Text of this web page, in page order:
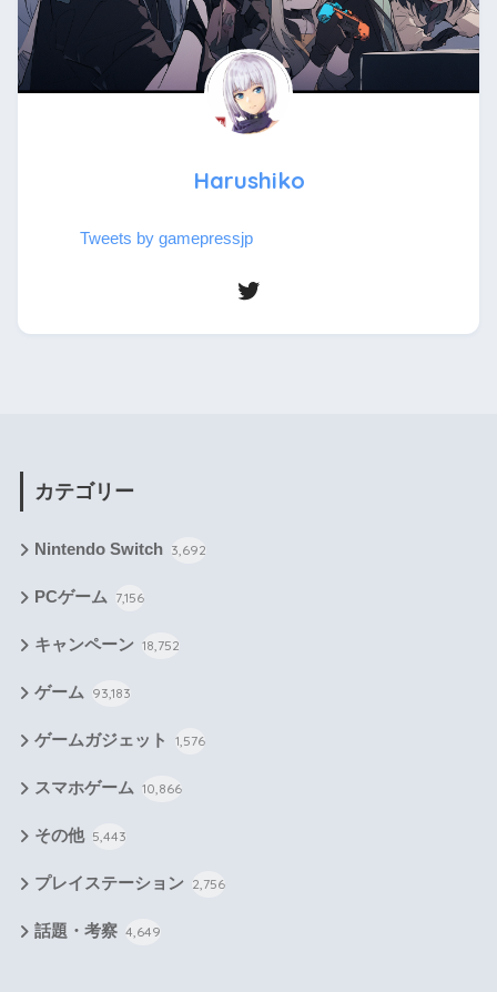
Harushiko
Tweets by gamepressjp
カテゴリー
Nintendo Switch 3,692
PCゲーム 7,156
キャンペーン 18,752
ゲーム 93,183
ゲームガジェット 1,576
スマホゲーム 10,866
その他 5,443
プレイステーション 2,756
話題・考察 4,649